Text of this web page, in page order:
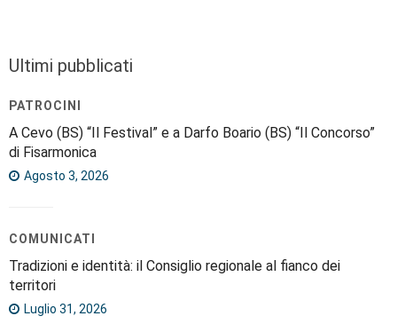
Ultimi pubblicati
PATROCINI
A Cevo (BS) “Il Festival” e a Darfo Boario (BS) “Il Concorso”
di Fisarmonica
Agosto 3, 2026
COMUNICATI
Tradizioni e identità: il Consiglio regionale al fianco dei
territori
Luglio 31, 2026